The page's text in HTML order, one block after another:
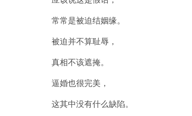
常常是被迫结姻缘。
被迫并不算耻辱，
真相不该遮掩。
逼婚也很完美，
这其中没有什么缺陷。